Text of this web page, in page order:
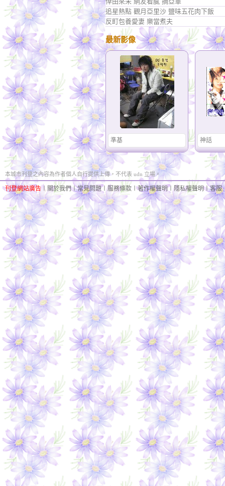
追星熱點 觀月亞里沙 鹽味五花肉下飯
反町包養愛妻 樂當煮夫
最新影像
準基 神話
本城市刊登之內容為作者個人自行提供上傳，不代表 udn 立場。
刊登網站廣告 ︱ 關於我們︱常見問題︱服務條款 ︱著作權聲明︱隱私權聲明︱客服